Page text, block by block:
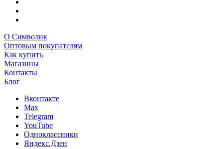
О Символик
Оптовым покупателям
Как купить
Магазины
Контакты
Блог
Вконтакте
Max
Telegram
YouTube
Одноклассники
Яндекс.Дзен